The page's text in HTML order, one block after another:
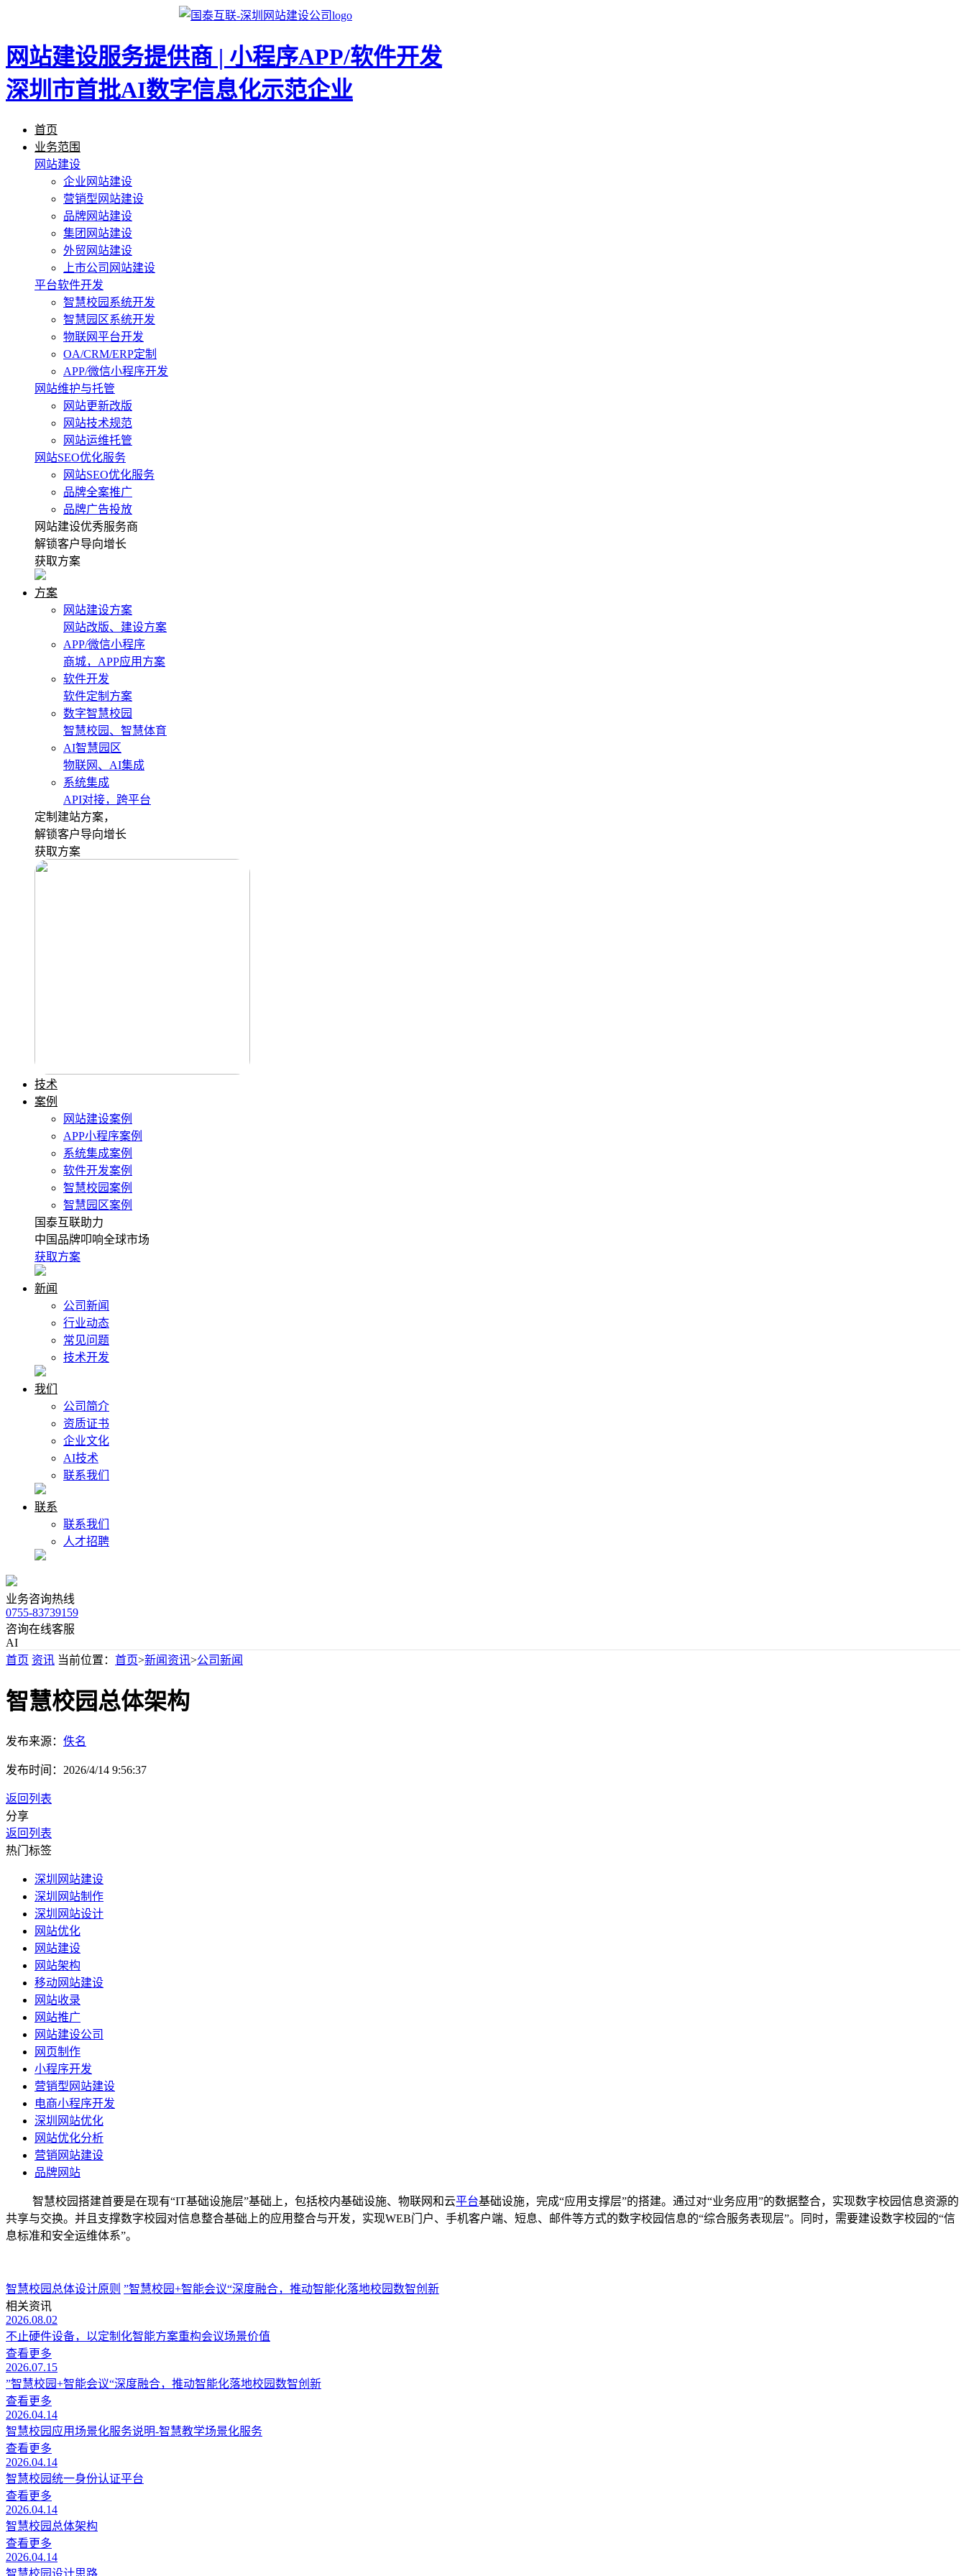
网站建设服务提供商 | 小程序APP/软件开发
深圳市首批AI数字信息化示范企业
首页
业务范围
网站建设
企业网站建设
营销型网站建设
品牌网站建设
集团网站建设
外贸网站建设
上市公司网站建设
平台软件开发
智慧校园系统开发
智慧园区系统开发
物联网平台开发
OA/CRM/ERP定制
APP/微信小程序开发
网站维护与托管
网站更新改版
网站技术规范
网站运维托管
网站SEO优化服务
网站SEO优化服务
品牌全案推广
品牌广告投放
网站建设优秀服务商
解锁客户导向增长
获取方案
方案
网站建设方案
网站改版、建设方案
APP/微信小程序
商城，APP应用方案
软件开发
软件定制方案
数字智慧校园
智慧校园、智慧体育
AI智慧园区
物联网、AI集成
系统集成
API对接，跨平台
定制建站方案，
解锁客户导向增长
获取方案
技术
案例
网站建设案例
APP小程序案例
系统集成案例
软件开发案例
智慧校园案例
智慧园区案例
国泰互联助力
中国品牌叩响全球市场
获取方案
新闻
公司新闻
行业动态
常见问题
技术开发
我们
公司简介
资质证书
企业文化
AI技术
联系我们
联系
联系我们
人才招聘
业务咨询热线
0755-83739159
咨询在线客服
AI
首页 资讯 当前位置： 首页>新闻资讯>公司新闻
智慧校园总体架构
发布来源： 佚名
发布时间： 2026/4/14 9:56:37
返回列表
分享
返回列表
热门标签
深圳网站建设
深圳网站制作
深圳网站设计
网站优化
网站建设
网站架构
移动网站建设
网站收录
网站推广
网站建设公司
网页制作
小程序开发
营销型网站建设
电商小程序开发
深圳网站优化
网站优化分析
营销网站建设
品牌网站
智慧校园搭建首要是在现有“IT基础设施层”基础上，包括校内基础设施、物联网和云平台基础设施，完成“应用支撑层”的搭建。通过对“业务应用”的数据整合，实现数字校园信息资源的
共享与交换。并且支撑数字校园对信息整合基础上的应用整合与开发，实现WEB门户、手机客户端、短息、邮件等方式的数字校园信息的“综合服务表现层”。同时，需要建设数字校园的“信
息标准和安全运维体系”。
智慧校园总体设计原则 ”智慧校园+智能会议“深度融合，推动智能化落地校园数智创新
相关资讯
2026.08.02
不止硬件设备，以定制化智能方案重构会议场景价值
查看更多
2026.07.15
”智慧校园+智能会议“深度融合，推动智能化落地校园数智创新
查看更多
2026.04.14
智慧校园应用场景化服务说明-智慧教学场景化服务
查看更多
2026.04.14
智慧校园统一身份认证平台
查看更多
2026.04.14
智慧校园总体架构
查看更多
2026.04.14
智慧校园设计思路